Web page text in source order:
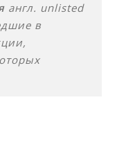
англ. unlisted
в